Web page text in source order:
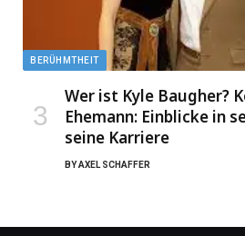
BERÜHMTHEIT
Wer ist Kyle Baugher?
Ehemann: Einblicke in
seine Karriere
BYAXEL SCHAFFER